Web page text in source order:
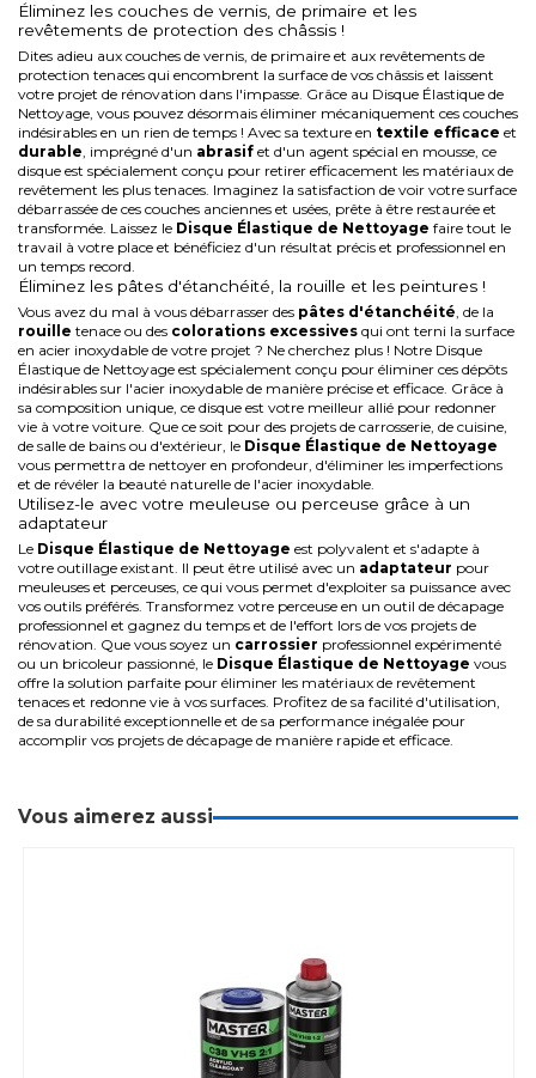
Éliminez les couches de vernis, de primaire et les
revêtements de protection des châssis !
Dites adieu aux couches de vernis, de primaire et aux revêtements de
protection tenaces qui encombrent la surface de vos châssis et laissent
votre projet de rénovation dans l'impasse. Grâce au Disque Élastique de
Nettoyage, vous pouvez désormais éliminer mécaniquement ces couches
indésirables en un rien de temps ! Avec sa texture en textile efficace et
durable, imprégné d'un abrasif et d'un agent spécial en mousse, ce
disque est spécialement conçu pour retirer efficacement les matériaux de
revêtement les plus tenaces. Imaginez la satisfaction de voir votre surface
débarrassée de ces couches anciennes et usées, prête à être restaurée et
transformée. Laissez le Disque Élastique de Nettoyage faire tout le
travail à votre place et bénéficiez d'un résultat précis et professionnel en
un temps record.
Éliminez les pâtes d'étanchéité, la rouille et les peintures !
Vous avez du mal à vous débarrasser des pâtes d'étanchéité, de la
rouille tenace ou des colorations excessives qui ont terni la surface
en acier inoxydable de votre projet ? Ne cherchez plus ! Notre Disque
Élastique de Nettoyage est spécialement conçu pour éliminer ces dépôts
indésirables sur l'acier inoxydable de manière précise et efficace. Grâce à
sa composition unique, ce disque est votre meilleur allié pour redonner
vie à votre voiture. Que ce soit pour des projets de carrosserie, de cuisine,
de salle de bains ou d'extérieur, le Disque Élastique de Nettoyage
vous permettra de nettoyer en profondeur, d'éliminer les imperfections
et de révéler la beauté naturelle de l'acier inoxydable.
Utilisez-le avec votre meuleuse ou perceuse grâce à un
adaptateur
Le Disque Élastique de Nettoyage est polyvalent et s'adapte à
votre outillage existant. Il peut être utilisé avec un adaptateur pour
meuleuses et perceuses, ce qui vous permet d'exploiter sa puissance avec
vos outils préférés. Transformez votre perceuse en un outil de décapage
professionnel et gagnez du temps et de l'effort lors de vos projets de
rénovation. Que vous soyez un carrossier professionnel expérimenté
ou un bricoleur passionné, le Disque Élastique de Nettoyage vous
offre la solution parfaite pour éliminer les matériaux de revêtement
tenaces et redonne vie à vos surfaces. Profitez de sa facilité d'utilisation,
de sa durabilité exceptionnelle et de sa performance inégalée pour
accomplir vos projets de décapage de manière rapide et efficace.
Vous aimerez aussi